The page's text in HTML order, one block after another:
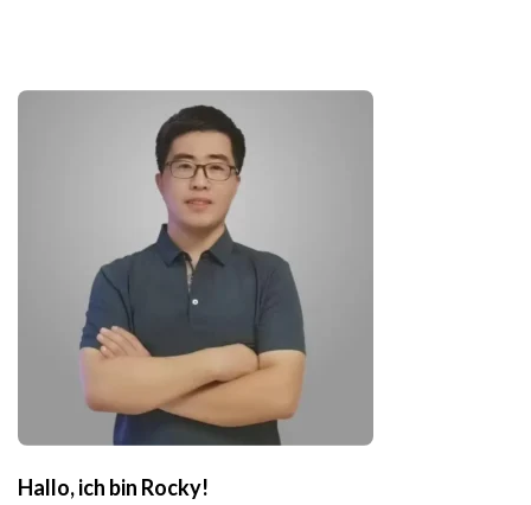
Hallo, ich bin Rocky!